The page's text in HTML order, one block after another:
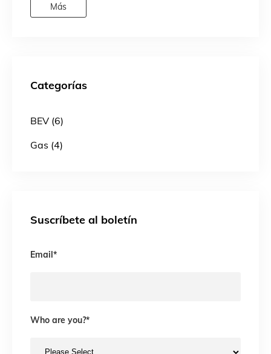
Más
Categorías
BEV (6)
Gas (4)
Suscríbete al boletín
Email*
Who are you?*